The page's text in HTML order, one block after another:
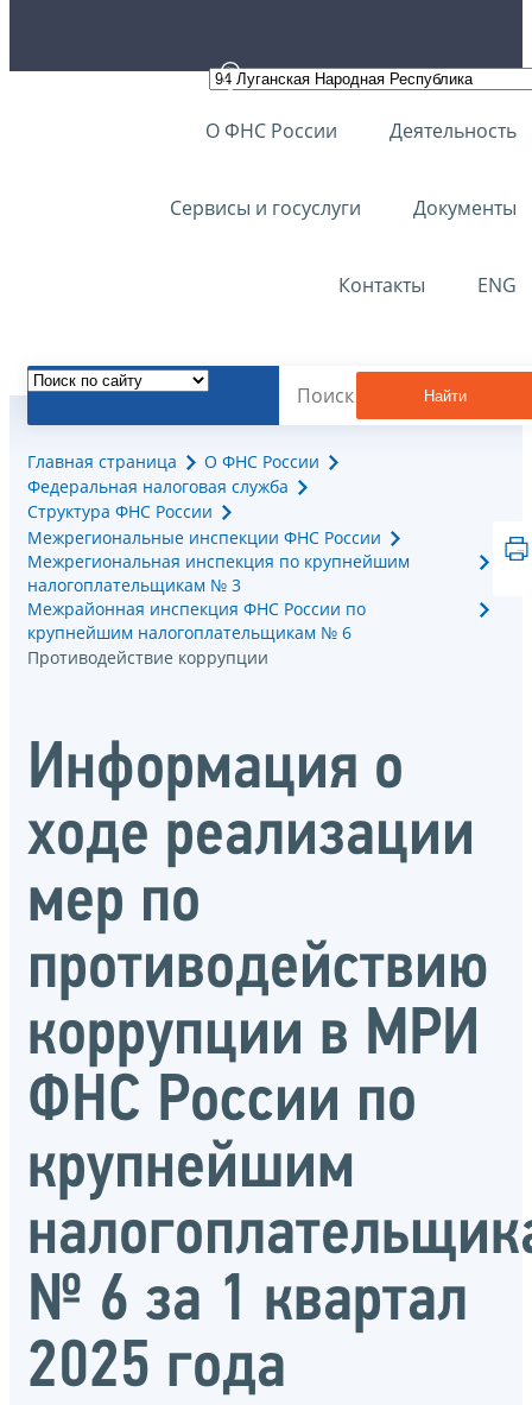
О ФНС России Деятельность
Сервисы и госуслуги Документы
Контакты ENG
Найти
Главная страница
О ФНС России
Федеральная налоговая служба
Структура ФНС России
Межрегиональные инспекции ФНС России
Межрегиональная инспекция по крупнейшим
налогоплательщикам № 3
Межрайонная инспекция ФНС России по
крупнейшим налогоплательщикам № 6
Противодействие коррупции
Информация о
ходе реализации
мер по
противодействию
коррупции в МРИ
ФНС России по
крупнейшим
№ 6 за 1 квартал
2025 года